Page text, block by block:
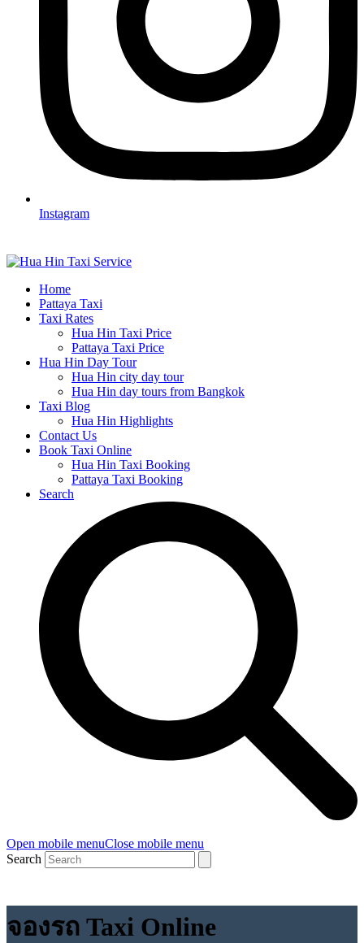
Instagram
Home
Pattaya Taxi
Taxi Rates
Hua Hin Taxi Price
Pattaya Taxi Price
Hua Hin Day Tour
Hua Hin city day tour
Hua Hin day tours from Bangkok
Taxi Blog
Hua Hin Highlights
Contact Us
Book Taxi Online
Hua Hin Taxi Booking
Pattaya Taxi Booking
Search
Open mobile menuClose mobile menu
Search
จองรถ Taxi Online